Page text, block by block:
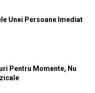
Unei Persoane Imediat
Pentru Momente, Nu